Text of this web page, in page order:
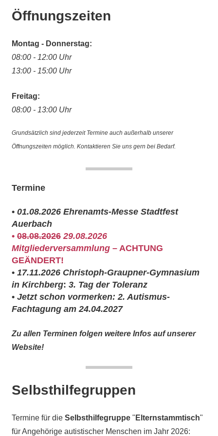
Öffnungszeiten
Montag - Donnerstag:
08:00 - 12:00 Uhr
13:00 - 15:00 Uhr
Freitag:
08:00 - 13:00 Uhr
Grundsätzlich sind jederzeit Termine auch außerhalb unserer
Öffnungszeiten möglich. Kontaktieren Sie uns gern bei Bedarf.
Termine
• 01.08.2026 Ehrenamts-Messe Stadtfest
Auerbach
• 08.08.2026 29.08.2026
Mitgliederversammlung – ACHTUNG
GEÄNDERT!
• 17.11.2026 Christoph-Graupner-Gymnasium
in Kirchberg: 3. Tag der Toleranz
• Jetzt schon vormerken: 2. Autismus-
Fachtagung am 24.04.2027
Zu allen Terminen folgen weitere Infos auf unserer
Website!
Selbsthilfegruppen
Termine für die Selbsthilfegruppe " Elternstammtisch"
für Angehörige autistischer Menschen im Jahr 2026: